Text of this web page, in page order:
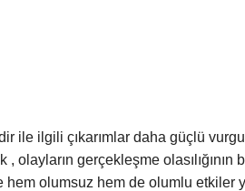
ile ilgili çıkarımlar daha güçlü
gerçekleşme olasılığının
olumsuz hem de olumlu etkiler